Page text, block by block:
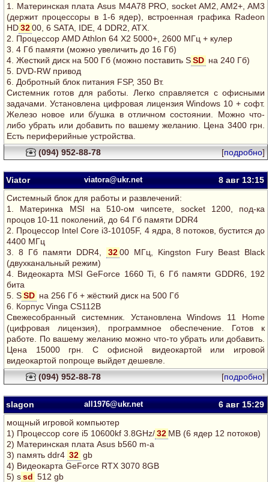
1. Материнская плата Asus M4A78 PRO, socket AM2, AM2+, AM3
(держит процессоры в 1-6 ядер), встроенная графика Radeon
HD3200, 6 SATA, IDE, 4 DDR2, ATX.
2. Процессор AMD Athlon 64 Х2 5000+, 2600 МГц + кулер
3. 4 Гб памяти (можно увеличить до 16 Гб)
4. Жесткий диск на 500 Гб (можно поставить SSD на 240 Гб)
5. DVD-RW привод
6. Добротный блок питания FSP, 350 Вт.
Системник готов для работы. Легко справляется с офисными
задачами. Установлена цифровая лицензия Windows 10 + софт.
Железо новое или б/ушка в отличном состоянии. Можно что-
либо убрать или добавить по вашему желанию. Цена 3400 грн.
Есть периферийные устройства.
(094) 952-88-78
[подробно]
Viator viatora@ukr.net 8 авг13:15
Системный блок для работы и развлечений:
1. Материнка MSI на 510-ом чипсете, socket 1200, под-ка
процов 10-11 поколений, до 64 Гб памяти DDR4
2. Процессор Intel Core i3-10105F, 4 ядра, 8 потоков, бустится до
4400 МГц
3. 8 Гб памяти DDR4,
3200 МГц, Kingston Fury Beast Black
(двухканальный режим)
4. Видеокарта MSI GeForce 1660 Ti, 6 Гб памяти GDDR6, 192
бита
5. SSD на 256 Гб + жёсткий диск на 500 Гб
6. Корпус Vinga CS112B
Свежесобранный системник. Установлена Windows 11 Home
(цифровая лицензия), программное обеспечение. Готов к
работе. По вашему желанию можно что-то убрать или добавить.
Цена 15000 грн. С офисной видеокартой или игровой
видеокартой попроще выйдет дешевле.
(094) 952-88-78
[подробно]
slagon all1976@ukr.net 6 авг15:29
мощный игровой компьютер
1) Процессор core i5 10600kf 3.8GHz/32 MB (6 ядер 12 потоков)
2) Материнская плата Asus b560 m-a
3) память ddr4 32 gb
4) Видеокарта GeForce RTX 3070 8GB
5) ssd 512 gb